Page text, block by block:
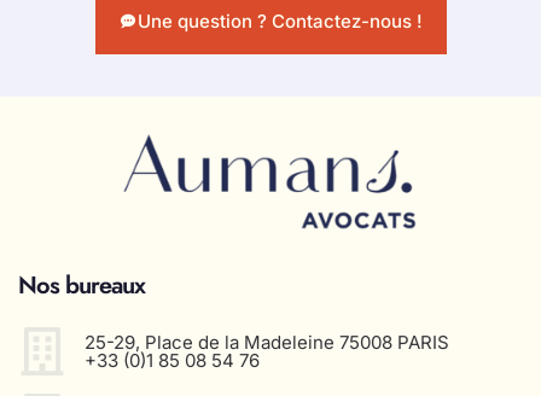
Une question ? Contactez-nous !
Nos bureaux
25-29, Place de la Madeleine 75008 PARIS
+33 (0)1 85 08 54 76